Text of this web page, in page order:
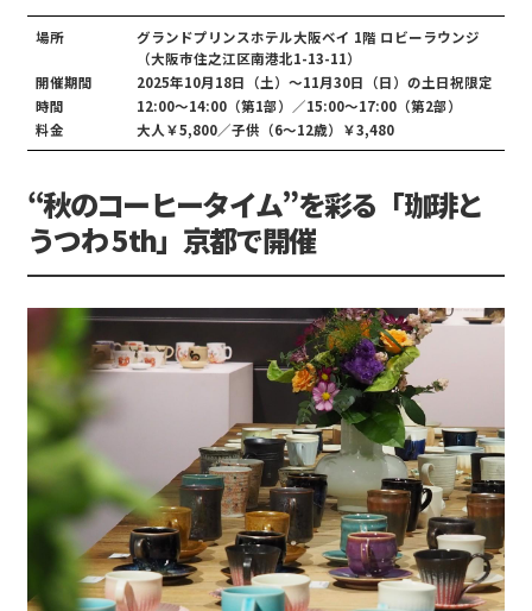
場所
グランドプリンスホテル大阪ベイ 1階 ロビーラウンジ
（大阪市住之江区南港北1-13-11）
開催期間
2025年10月18日（土）～11月30日（日）の土日祝限定
時間
12:00～14:00（第1部）／15:00～17:00（第2部）
料金
大人￥5,800／子供（6～12歳）￥3,480
“秋のコーヒータイム”を彩る「珈琲と
うつわ 5th」京都で開催